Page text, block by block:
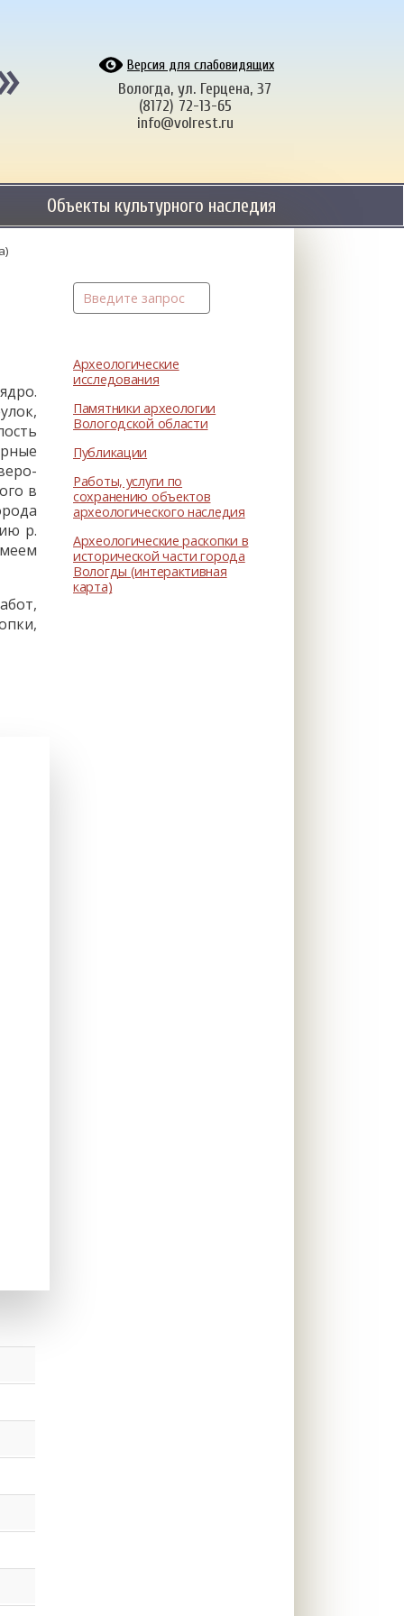
Версия для слабовидящих
Вологда, ул. Герцена, 37
(8172) 72-13-65
info@volrest.ru
Объекты культурного наследия
Археологические
исследования
Памятники археологии
Вологодской области
Публикации
Работы, услуги по
сохранению объектов
археологического наследия
Археологические раскопки в
исторической части города
Вологды (интерактивная
карта)
в
р.